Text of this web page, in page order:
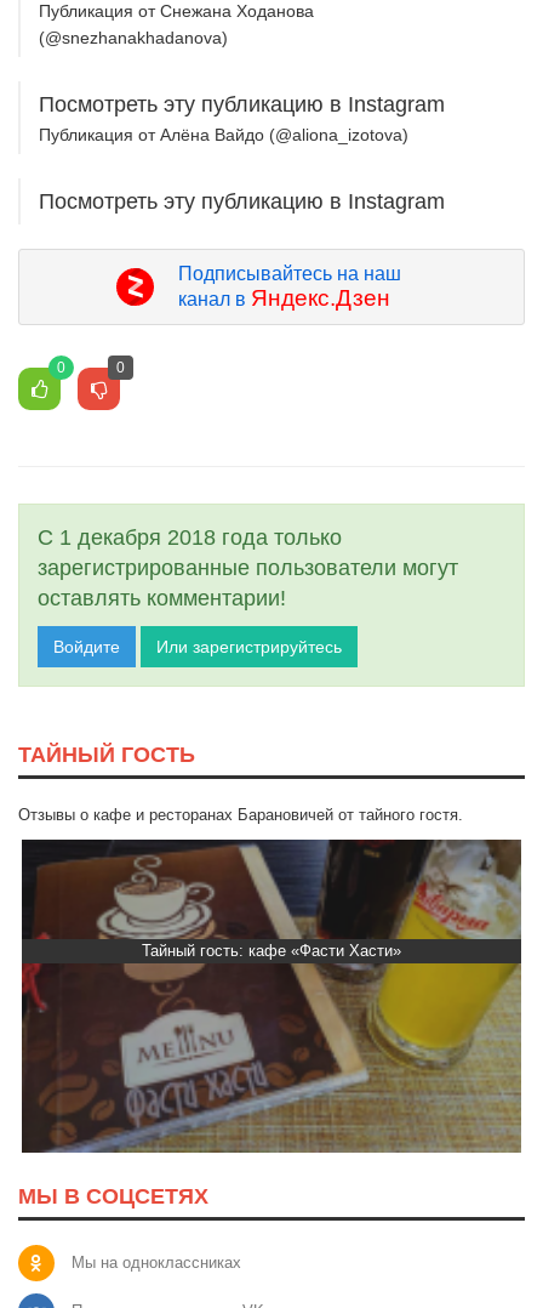
Публикация от Снежана Ходанова
(@snezhanakhadanova)
Посмотреть эту публикацию в Instagram
Публикация от Алёна Вайдо (@aliona_izotova)
Посмотреть эту публикацию в Instagram
Подписывайтесь на наш
канал в Яндекс.Дзен
0 0
С 1 декабря 2018 года только
зарегистрированные пользователи могут
оставлять комментарии!
Войдите Или зарегистрируйтесь
ТАЙНЫЙ ГОСТЬ
Отзывы о кафе и ресторанах Барановичей от тайного гостя.
Тайный гость: кафе «Фасти Хасти»
МЫ В СОЦСЕТЯХ
Мы на одноклассниках